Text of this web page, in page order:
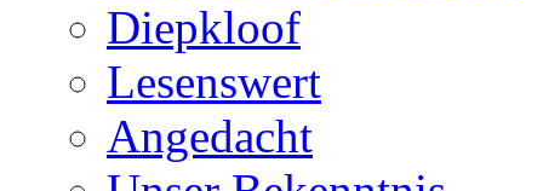
Diepkloof
Lesenswert
Angedacht